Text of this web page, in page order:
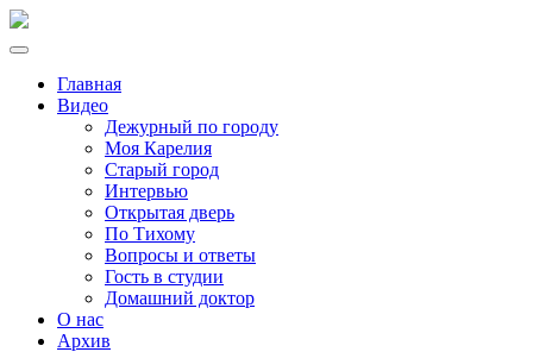
Главная
Видео
Дежурный по городу
Моя Карелия
Старый город
Интервью
Открытая дверь
По Тихому
Вопросы и ответы
Гость в студии
Домашний доктор
О нас
Архив